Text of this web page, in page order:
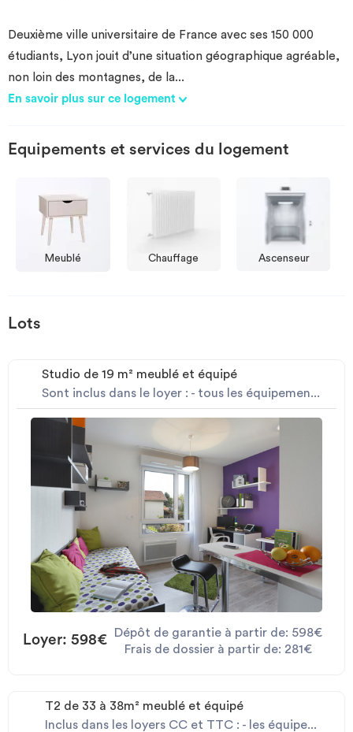
Deuxième ville universitaire de France avec ses 150 000
étudiants, Lyon jouit d’une situation géographique agréable,
non loin des montagnes, de la...
En savoir plus sur ce logement
Equipements et services du logement
Meublé Chauffage Ascenseur
Lots
Studio de 19 m² meublé et équipé
Sont inclus dans le loyer : - tous les équipemen...
Loyer: 598€
Dépôt de garantie à partir de: 598€
Frais de dossier à partir de: 281€
T2 de 33 à 38m² meublé et équipé
Inclus dans les loyers CC et TTC : - les équipe...